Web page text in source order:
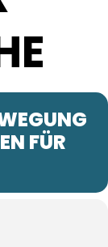
-
FÜR J